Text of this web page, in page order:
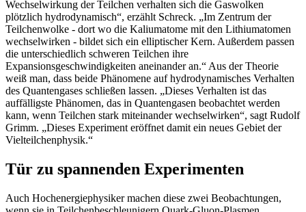
Wechselwirkung der Teilchen verhalten sich die Gaswolken
plötzlich hydrodynamisch“, erzählt Schreck. „Im Zentrum der
Teilchenwolke - dort wo die Kaliumatome mit den Lithiumatomen
wechselwirken - bildet sich ein elliptischer Kern. Außerdem passen
die unterschiedlich schweren Teilchen ihre
Expansionsgeschwindigkeiten aneinander an.“ Aus der Theorie
weiß man, dass beide Phänomene auf hydrodynamisches Verhalten
des Quantengases schließen lassen. „Dieses Verhalten ist das
auffälligste Phänomen, das in Quantengasen beobachtet werden
kann, wenn Teilchen stark miteinander wechselwirken“, sagt Rudolf
Grimm. „Dieses Experiment eröffnet damit ein neues Gebiet der
Vielteilchenphysik.“
Tür zu spannenden Experimenten
Auch Hochenergiephysiker machen diese zwei Beobachtungen,